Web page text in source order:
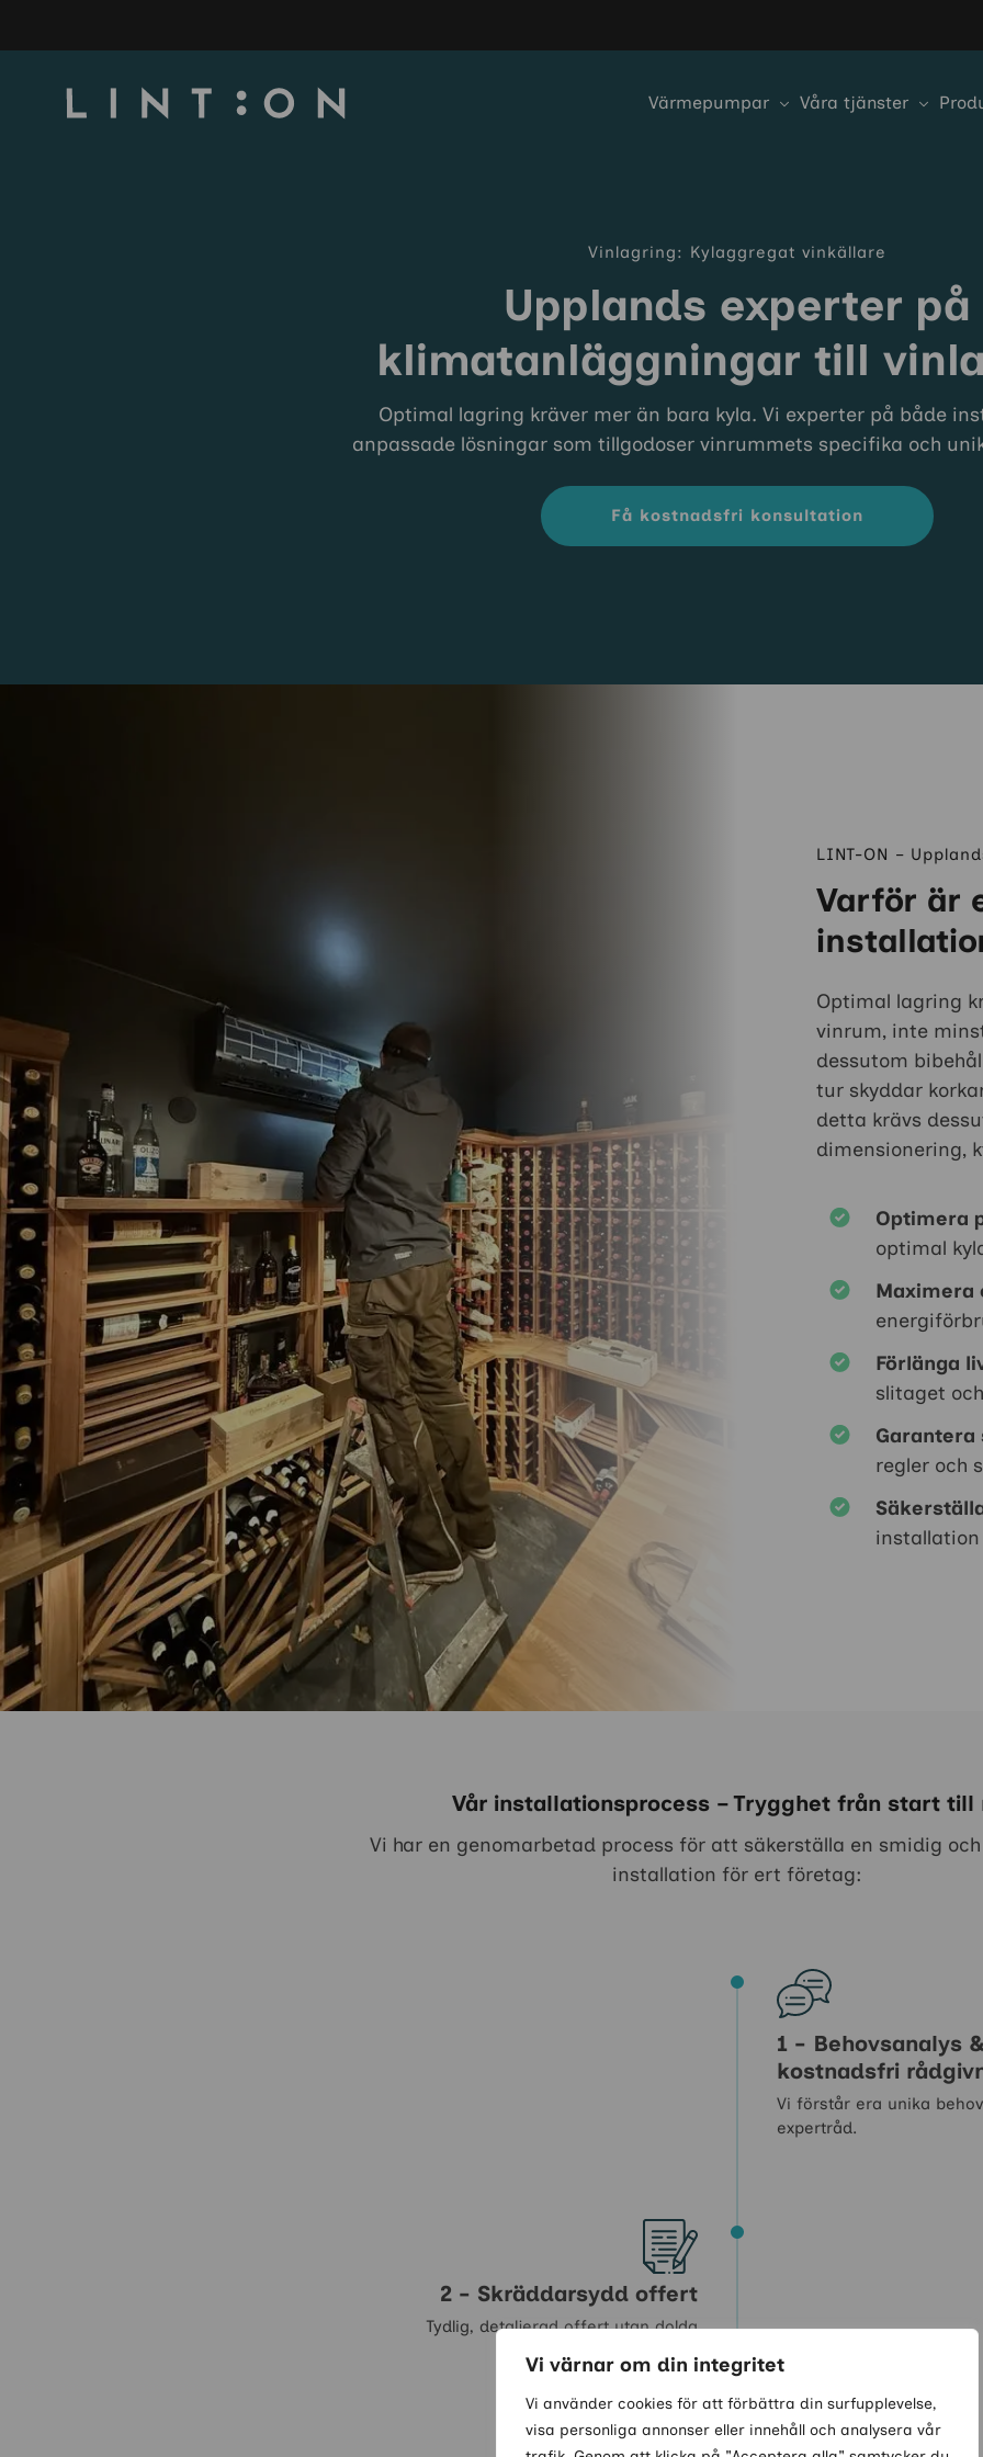
Vi värnar om din integritet
Vi använder cookies för att förbättra din surfupplevelse,
visa personliga annonser eller innehåll och analysera vår
Värmepumpar Våra tjänster
Vinlagring: Kylaggregat vinkällare
Upplands experter på
klimatanläggningar till
Optimal lagring kräver mer än bara kyla. Vi experter på både
anpassade lösningar som tillgodoser vinrummets specifika och
Få kostnadsfri konsultation
LINT-ON –
Varför är
Optimal lagring
vinrum, inte
dessutom
tur skyddar
detta krävs
dimensionering,
Optimera
optimal
Förlänga
slitaget
regler och
Vår installationsprocess – Trygghet från start till
Vi har en genomarbetad process för att säkerställa en smidig
installation för ert företag:
1 - Behovsanalys
kostnadsfri
Vi förstår era unika
expertråd.
2 - Skräddarsydd offert
Tydlig, detaljerad offert utan dolda